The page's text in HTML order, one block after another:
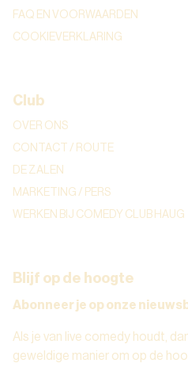
FAQ EN VOORWAARDEN
COOKIEVERKLARING
Club
OVER ONS
CONTACT / ROUTE
DE ZALEN
MARKETING / PERS
WERKEN BIJ COMEDY CLUB HAUG
Blijf op de hoogte
Abonneer je op onze
Als je van live comedy houdt,
geweldige manier om op de